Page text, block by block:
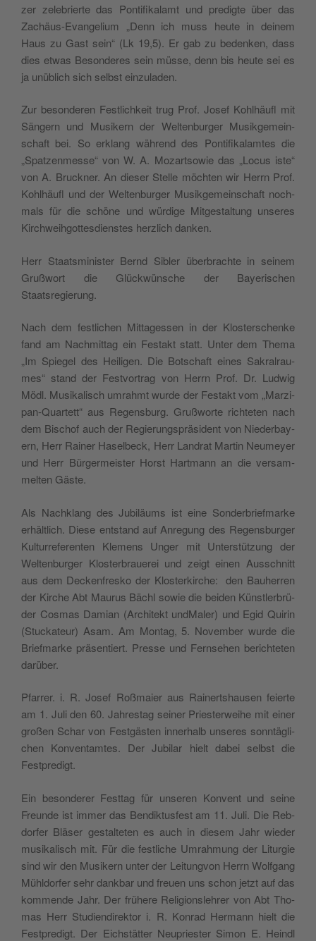
zer zele­brier­te das Pon­ti­fi­kal­amt und pre­dig­te über das
Zachä­us-Evan­ge­li­um „Denn ich muss heu­te in dei­nem
Haus zu Gast sein“ (Lk 19,5). Er gab zu beden­ken, dass
dies etwas Beson­de­res sein müs­se, denn bis heu­te sei es
ja unüb­lich sich selbst einzuladen.
Zur beson­de­ren Fest­lich­keit trug Prof. Josef Kohl­häufl mit
Sän­gern und Musi­kern der Wel­ten­bur­ger Musik­ge­mein­
schaft bei. So erklang wäh­rend des Pon­ti­fi­kal­am­tes die
„Spat­zen­mes­se“ von W. A. Mozart­so­wie das „Locus iste“
von A. Bruck­ner. An die­ser Stel­le möch­ten wir Herrn Prof.
Kohl­häufl und der Wel­ten­bur­ger Musik­ge­mein­schaft noch­
mals für die schö­ne und wür­di­ge Mit­ge­stal­tung unse­res
Kirch­weih­got­tes­diens­tes herz­lich danken.
Herr Staats­mi­nis­ter Bernd Sibler über­brach­te in sei­nem
Gruß­wort die Glück­wün­sche der Baye­ri­schen
Staatsregierung.
Nach dem fest­li­chen Mit­tag­essen in der Klos­ter­schen­ke
fand am Nach­mit­tag ein Fest­akt statt. Unter dem The­ma
„Im Spie­gel des Hei­li­gen. Die Bot­schaft eines Sakral­rau­
mes“ stand der Fest­vor­trag von Herrn Prof. Dr. Lud­wig
Mödl. Musi­ka­lisch umrahmt wur­de der Fest­akt vom „Mar­zi­
pan-Quar­tett“ aus Regens­burg. Gruß­wor­te rich­te­ten nach
dem Bischof auch der Regie­rungs­prä­si­dent von Nie­der­bay­
ern, Herr Rai­ner Hasel­beck, Herr Land­rat Mar­tin Neu­mey­er
und Herr Bür­ger­meis­ter Horst Hart­mann an die ver­sam­
mel­ten Gäste.
Als Nach­klang des Jubi­lä­ums ist eine Son­der­brief­mar­ke
erhält­lich. Die­se ent­stand auf Anre­gung des Regens­bur­ger
Kul­tur­re­fe­ren­ten Kle­mens Unger mit Unter­stüt­zung der
Wel­ten­bur­ger Klos­ter­braue­rei und zeigt einen Aus­schnitt
aus dem Decken­fres­ko der Klos­ter­kir­che: den Bau­her­ren
der Kir­che Abt Mau­rus Bächl sowie die bei­den Künst­ler­brü­
der Cos­mas Dami­an (Archi­tekt und­Ma­ler) und Egid Qui­rin
(Stu­cka­teur) Asam. Am Mon­tag, 5. Novem­ber wur­de die
Brief­mar­ke prä­sen­tiert. Pres­se und Fern­se­hen berich­te­ten
darüber.
Pfar­rer. i. R. Josef Roß­mai­er aus Rai­nerts­hau­sen fei­er­te
am 1. Juli den 60. Jah­res­tag sei­ner Pries­ter­wei­he mit einer
gro­ßen Schar von Fest­gäs­ten inner­halb unse­res sonn­täg­li­
chen Kon­vent­am­tes. Der Jubi­lar hielt dabei selbst die
Festpredigt.
Ein beson­de­rer Fest­tag für unse­ren Kon­vent und sei­ne
Freun­de ist immer das Ben­dik­tus­fest am 11. Juli. Die Reb­
dor­fer Blä­ser gestal­te­ten es auch in die­sem Jahr wie­der
musi­ka­lisch mit. Für die fest­li­che Umrah­mung der Lit­ur­gie
sind wir den Musi­kern unter der Lei­tung­von Herrn Wolf­gang
Mühl­dor­fer sehr dank­bar und freu­en uns schon jetzt auf das
kom­men­de Jahr. Der frü­he­re Reli­gi­ons­leh­rer von Abt Tho­
mas Herr Stu­di­en­di­rek­tor i. R. Kon­rad Her­mann hielt die
Fest­pre­digt. Der Eich­stät­ter Neu­pries­ter Simon E. Heindl